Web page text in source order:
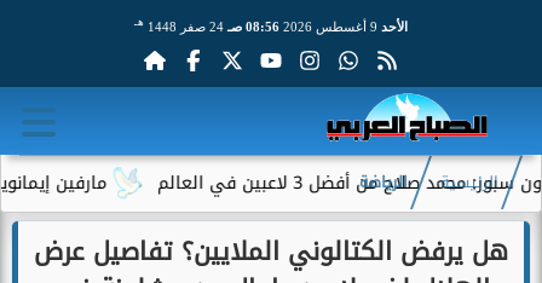
الأحد 08:56 صـ 24 صفر 1448 هـ
مارفين إيمانويل.. من أفضل 3 لاعبين في العالم
الرئيسية الرياضة
هل يرفض الكتالوني الملايين؟ تفاصيل عرض